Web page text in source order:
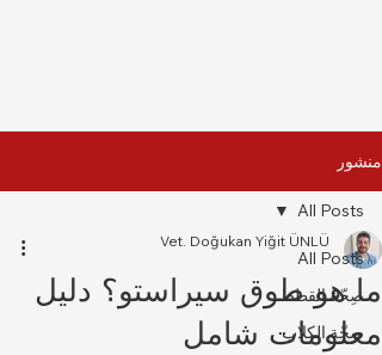
منشور
All Posts
صِحّة القطط
صِحّة الكلاب
All Posts
ما هو طوق سيراستو؟ دليل
معلومات شامل
Vet. Doğukan Yiğit ÜNLÜ